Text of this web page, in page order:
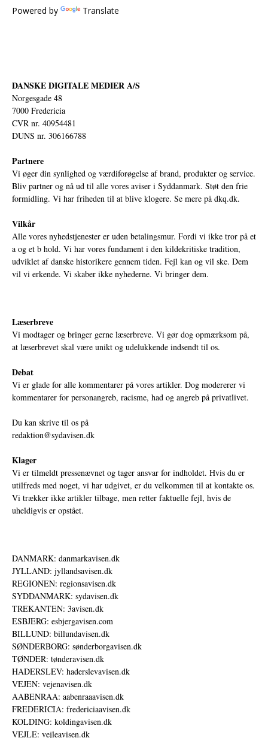
Powered by Translate
DANSKE DIGITALE MEDIER A/S
Norgesgade 48
7000 Fredericia
CVR nr. 40954481
DUNS nr. 306166788
Partnere
Vi øger din synlighed og værdiforøgelse af brand, produkter og service.
Bliv partner og nå ud til alle vores aviser i Syddanmark. Støt den frie
formidling. Vi har friheden til at blive klogere. Se mere på dkq.dk.
Vilkår
Alle vores nyhedstjenester er uden betalingsmur. Fordi vi ikke tror på et
a og et b hold. Vi har vores fundament i den kildekritiske tradition,
udviklet af danske historikere gennem tiden. Fejl kan og vil ske. Dem
vil vi erkende. Vi skaber ikke nyhederne. Vi bringer dem.
Læserbreve
Vi modtager og bringer gerne læserbreve. Vi gør dog opmærksom på,
at læserbrevet skal være unikt og udelukkende indsendt til os.
Debat
Vi er glade for alle kommentarer på vores artikler. Dog modererer vi
kommentarer for personangreb, racisme, had og angreb på privatlivet.
Du kan skrive til os på
redaktion@sydavisen.dk
Klager
Vi er tilmeldt pressenævnet og tager ansvar for indholdet. Hvis du er
utilfreds med noget, vi har udgivet, er du velkommen til at kontakte os.
Vi trækker ikke artikler tilbage, men retter faktuelle fejl, hvis de
uheldigvis er opstået.
DANMARK: danmarkavisen.dk
JYLLAND: jyllandsavisen.dk
REGIONEN: regionsavisen.dk
SYDDANMARK: sydavisen.dk
TREKANTEN: 3avisen.dk
ESBJERG: esbjergavisen.com
BILLUND: billundavisen.dk
SØNDERBORG: sønderborgavisen.dk
TØNDER: tønderavisen.dk
HADERSLEV: haderslevavisen.dk
VEJEN: vejenavisen.dk
AABENRAA: aabenraaavisen.dk
FREDERICIA: fredericiaavisen.dk
KOLDING: koldingavisen.dk
VEJLE: vejleavisen.dk